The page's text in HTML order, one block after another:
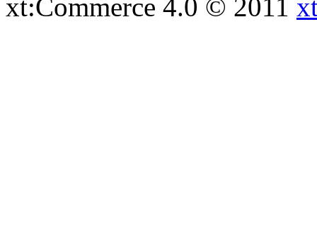
xt:Commerce 4.0 © 2011